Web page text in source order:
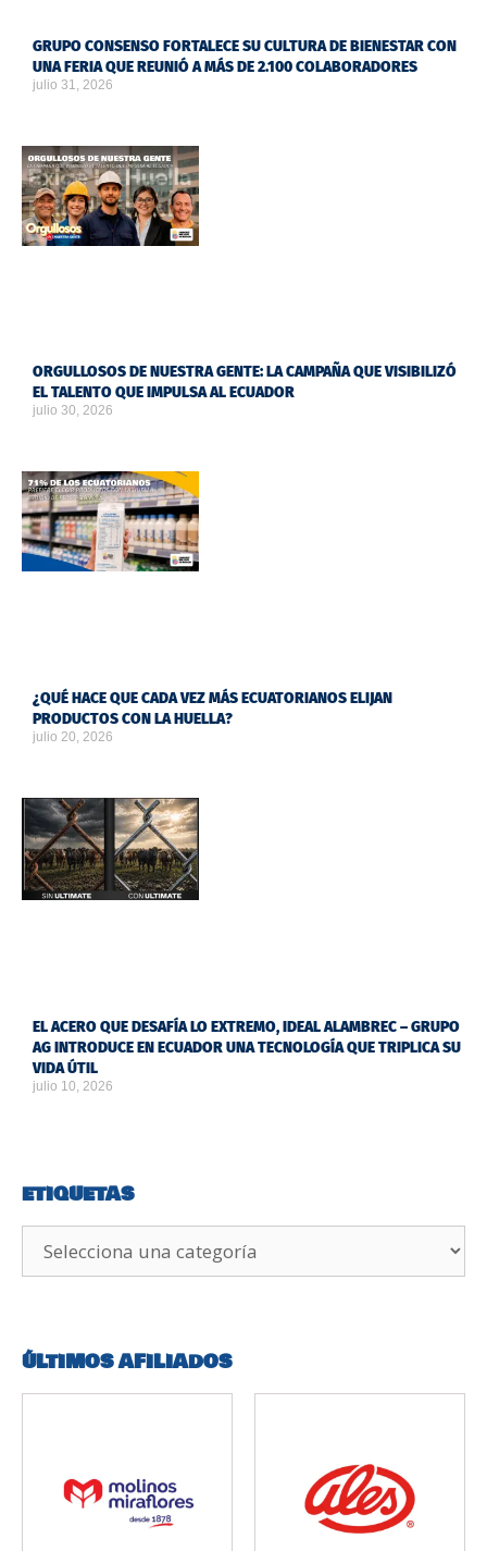
GRUPO CONSENSO FORTALECE SU CULTURA DE BIENESTAR CON
UNA FERIA QUE REUNIÓ A MÁS DE 2.100 COLABORADORES
julio 31, 2026
ORGULLOSOS DE NUESTRA GENTE: LA CAMPAÑA QUE VISIBILIZÓ
EL TALENTO QUE IMPULSA AL ECUADOR
julio 30, 2026
¿QUÉ HACE QUE CADA VEZ MÁS ECUATORIANOS ELIJAN
PRODUCTOS CON LA HUELLA?
julio 20, 2026
EL ACERO QUE DESAFÍA LO EXTREMO, IDEAL ALAMBREC – GRUPO
AG INTRODUCE EN ECUADOR UNA TECNOLOGÍA QUE TRIPLICA SU
VIDA ÚTIL
julio 10, 2026
ETIQUETAS
ÚLTIMOS AFILIADOS